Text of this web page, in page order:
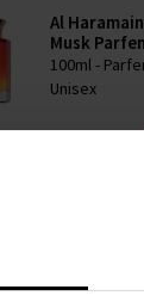
Al
Musk
100ml -
Unisex